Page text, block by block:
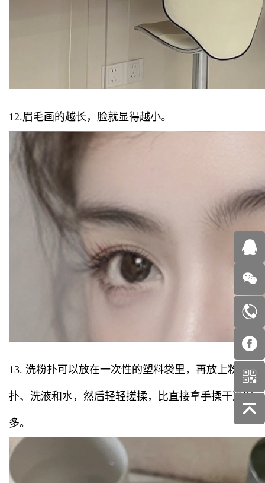
12.眉毛画的越长，脸就显得越小。
13. 洗粉扑可以放在一次性的塑料袋里，再放上粉
扑、洗液和水，然后轻轻搓揉，比直接拿手揉干净很
多。